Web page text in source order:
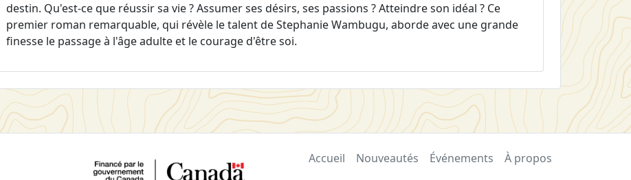
destin. Qu'est-ce que réussir sa vie ? Assumer ses désirs, ses passions ? Atteindre son idéal ? Ce
premier roman remarquable, qui révèle le talent de Stephanie Wambugu, aborde avec une grande
finesse le passage à l'âge adulte et le courage d'être soi.
Accueil Nouveautés Événements
À propos